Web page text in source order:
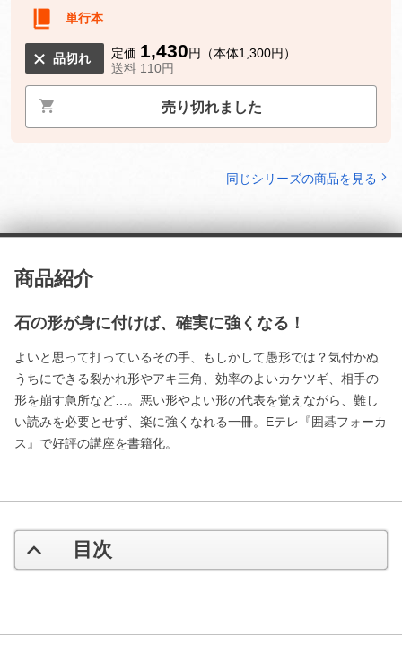
単行本
品切れ 定価 1,430円（本体1,300円）
送料 110円
売り切れました
同じシリーズの商品を見る
商品紹介
石の形が身に付けば、確実に強くなる！
よいと思って打っているその手、もしかして愚形では？気付かぬ
うちにできる裂かれ形やアキ三角、効率のよいカケツギ、相手の
形を崩す急所など…。悪い形やよい形の代表を覚えながら、難し
い読みを必要とせず、楽に強くなれる一冊。Eテレ『囲碁フォーカ
ス』で好評の講座を書籍化。
目次